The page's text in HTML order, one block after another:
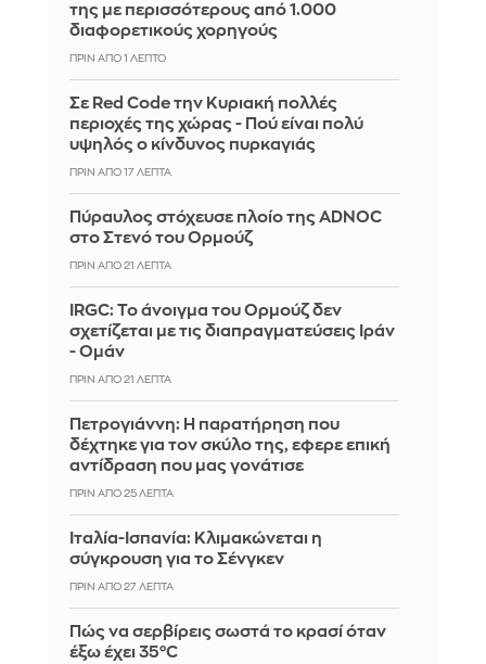
της με περισσότερους από 1.000
διαφορετικούς χορηγούς
ΠΡΙΝ ΑΠΌ 1 ΛΕΠΤΌ
Σε Red Code την Κυριακή πολλές
περιοχές της χώρας - Πού είναι πολύ
υψηλός ο κίνδυνος πυρκαγιάς
ΠΡΙΝ ΑΠΌ 17 ΛΕΠΤΆ
Πύραυλος στόχευσε πλοίο της ADNOC
στο Στενό του Ορμούζ
ΠΡΙΝ ΑΠΌ 21 ΛΕΠΤΆ
IRGC: Το άνοιγμα του Ορμούζ δεν
σχετίζεται με τις διαπραγματεύσεις Ιράν
- Ομάν
ΠΡΙΝ ΑΠΌ 21 ΛΕΠΤΆ
Πετρογιάννη: Η παρατήρηση που
δέχτηκε για τον σκύλο της, εφερε επική
αντίδραση που μας γονάτισε
ΠΡΙΝ ΑΠΌ 25 ΛΕΠΤΆ
Ιταλία-Ισπανία: Κλιμακώνεται η
σύγκρουση για το Σένγκεν
ΠΡΙΝ ΑΠΌ 27 ΛΕΠΤΆ
Πώς να σερβίρεις σωστά το κρασί όταν
έξω έχει 35°C